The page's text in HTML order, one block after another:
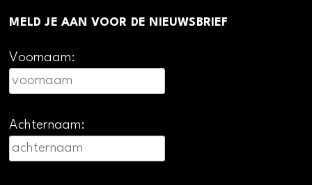
MELD JE AAN VOOR DE NIEUWSBRIEF
Voornaam:
Achternaam: